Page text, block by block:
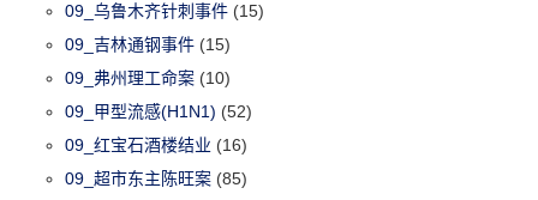
09_乌鲁木齐针刺事件 (15)
09_吉林通钢事件 (15)
09_弗州理工命案 (10)
09_甲型流感(H1N1) (52)
09_红宝石酒楼结业 (16)
09_超市东主陈旺案 (85)